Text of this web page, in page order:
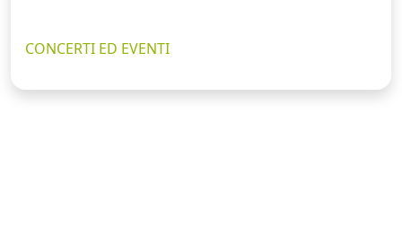
CONCERTI ED EVENTI